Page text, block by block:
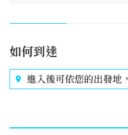
如何到達
進入後可依您的出發地